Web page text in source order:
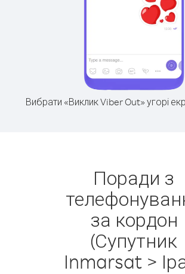
Вибрати «Виклик Viber Out» угорі
Поради з
за кордон
(Супутник
Inmarsat >